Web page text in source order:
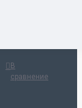
В
сравнение